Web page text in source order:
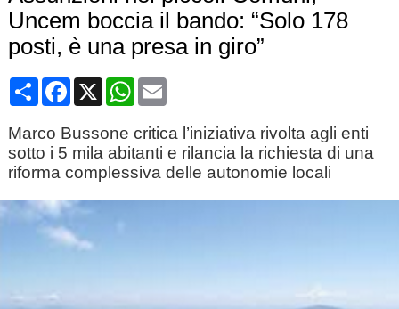
Uncem boccia il bando: “Solo 178
posti, è una presa in giro”
CondividiFacebook
X WhatsApp
Email
Marco Bussone critica l’iniziativa rivolta agli enti
sotto i 5 mila abitanti e rilancia la richiesta di una
riforma complessiva delle autonomie locali